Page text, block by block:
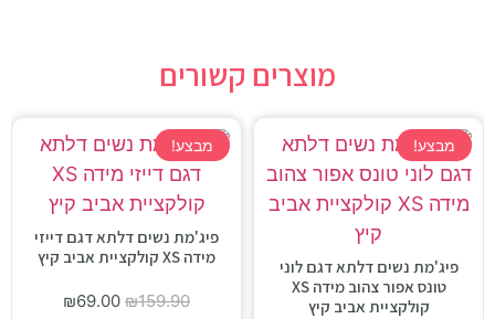
מוצרים קשורים
מבצע!
פיג'מת נשים דלתא דגם לוני
טונס אפור צהוב מידה XS
קולקציית אביב קיץ
מבצע!
פיג'מת נשים דלתא דגם דייזי
מידה XS קולקציית אביב קיץ
₪159.90
₪69.00